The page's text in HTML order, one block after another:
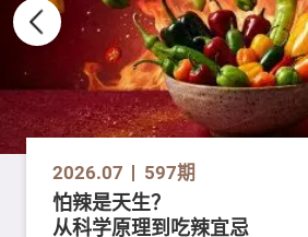
2026.07 597期
怕辣是天生？
从科学原理到吃辣宜忌